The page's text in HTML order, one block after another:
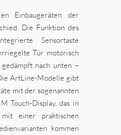
Einbaugeräten der
Die Funktion des
Sensortaste
Tür motorisch
nach unten –
ArtLine-Modelle gibt
mit der sogenannten
Touch-Display, das in
einer praktischen
kommen